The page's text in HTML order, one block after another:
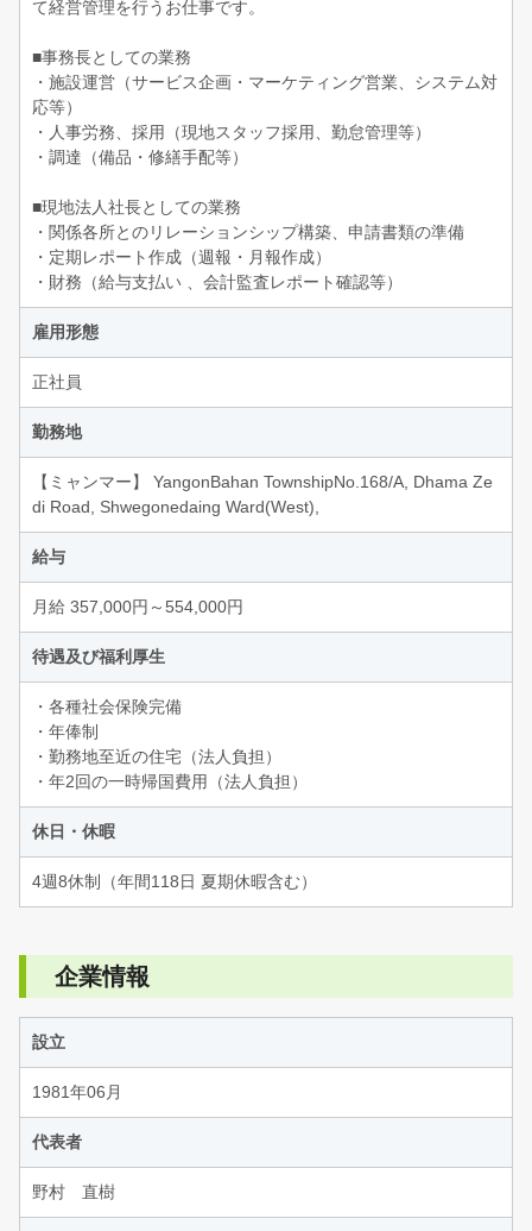
て経営管理を行うお仕事です。
■事務長としての業務
・施設運営（サービス企画・マーケティング営業、システム対
応等）
・人事労務、採用（現地スタッフ採用、勤怠管理等）
・調達（備品・修繕手配等）
■現地法人社長としての業務
・関係各所とのリレーションシップ構築、申請書類の準備
・定期レポート作成（週報・月報作成）
・財務（給与支払い 、会計監査レポート確認等）
雇用形態
正社員
勤務地
【ミャンマー】 YangonBahan TownshipNo.168/A, Dhama Ze
di Road, Shwegonedaing Ward(West),
給与
月給 357,000円～554,000円
待遇及び福利厚生
・各種社会保険完備
・年俸制
・勤務地至近の住宅（法人負担）
・年2回の一時帰国費用（法人負担）
休日・休暇
4週8休制（年間118日 夏期休暇含む）
企業情報
設立
1981年06月
代表者
野村 直樹